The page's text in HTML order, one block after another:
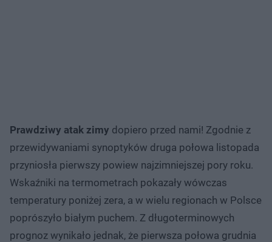
Prawdziwy atak zimy dopiero przed nami! Zgodnie z
przewidywaniami synoptyków druga połowa listopada
przyniosła pierwszy powiew najzimniejszej pory roku.
Wskaźniki na termometrach pokazały wówczas
temperatury poniżej zera, a w wielu regionach w Polsce
poprószyło białym puchem. Z długoterminowych
prognoz wynikało jednak, że pierwsza połowa grudnia